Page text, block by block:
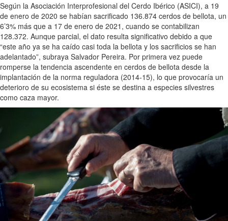
Según la Asociación Interprofesional del Cerdo Ibérico (ASICI), a 19
de enero de 2020 se habían sacrificado 136.874 cerdos de bellota, un
6’3% más que a 17 de enero de 2021, cuando se contabilizan
128.372. Aunque parcial, el dato resulta significativo debido a que
“este año ya se ha caído casi toda la bellota y los sacrificios se han
adelantado”, subraya Salvador Pereira. Por primera vez puede
romperse la tendencia ascendente en cerdos de bellota desde la
implantación de la norma reguladora (2014-15), lo que provocaría un
deterioro de su ecosistema si éste se destina a especies silvestres
como caza mayor.